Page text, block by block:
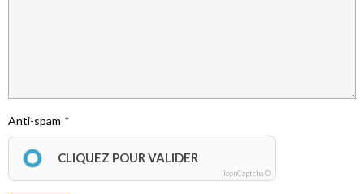
Anti-spam
CLIQUEZ POUR VALIDER
IconCaptcha ©